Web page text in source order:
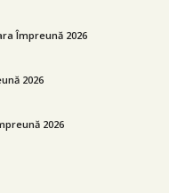
Împreună 2026
2026
2026